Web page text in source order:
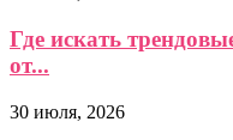
Где искать
от...
30 июля, 2026